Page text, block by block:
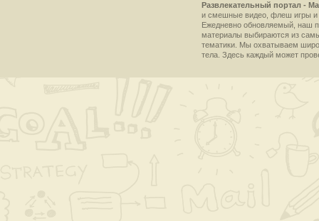
Развлекательный портал -
и смешные видео, флеш игры и
Ежедневно обновляемый, наш
материалы выбираются из
тематики. Мы охватываем
тела. Здесь каждый может